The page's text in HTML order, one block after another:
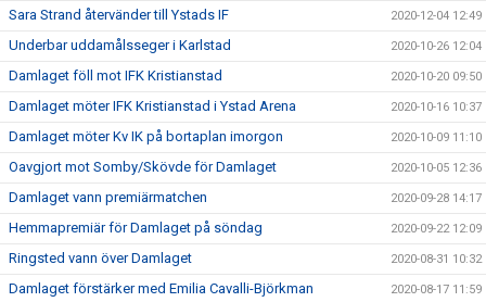
Sara Strand återvänder till Ystads IF 2020-12-04 12:49
Underbar uddamålsseger i Karlstad 2020-10-26 12:04
Damlaget föll mot IFK Kristianstad 2020-10-20 09:50
Damlaget möter IFK Kristianstad i Ystad Arena 2020-10-16 10:37
Damlaget möter Kv IK på bortaplan imorgon 2020-10-09 11:10
Oavgjort mot Somby/Skövde för Damlaget 2020-10-05 12:36
Damlaget vann premiärmatchen 2020-09-28 14:17
Hemmapremiär för Damlaget på söndag 2020-09-22 12:09
Ringsted vann över Damlaget 2020-08-31 10:32
Damlaget förstärker med Emilia Cavalli-Björkman 2020-08-17 11:59